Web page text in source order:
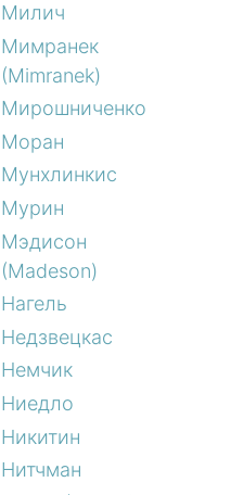
Милич
Мимранек
(Mimranek)
Мирошниченко
Моран
Мунхлинкис
Мурин
Мэдисон
(Madeson)
Нагель
Недзвецкас
Немчик
Ниедло
Никитин
Нитчман